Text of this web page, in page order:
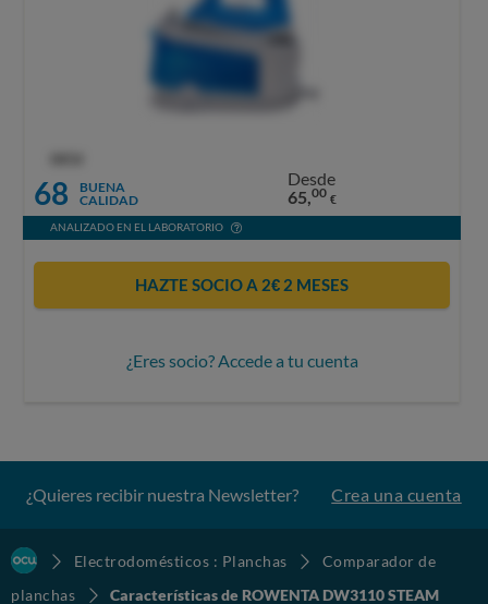
68
BUENA
CALIDAD
Desde
65,00 €
ANALIZADO EN EL LABORATORIO
HAZTE SOCIO A 2€ 2 MESES
¿Eres socio? Accede a tu cuenta
¿Quieres recibir nuestra Newsletter? Crea una cuenta
Electrodomésticos : Planchas
Comparador de
planchas
Características de ROWENTA DW3110 STEAM